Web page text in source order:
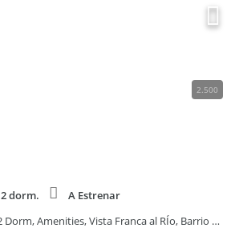
2.500
2 dorm.
A Estrenar
Venta, Pisos Exclusivo, 2 Dorm, Amenities, Vista Franca al RÍo, Barrio MartÍn